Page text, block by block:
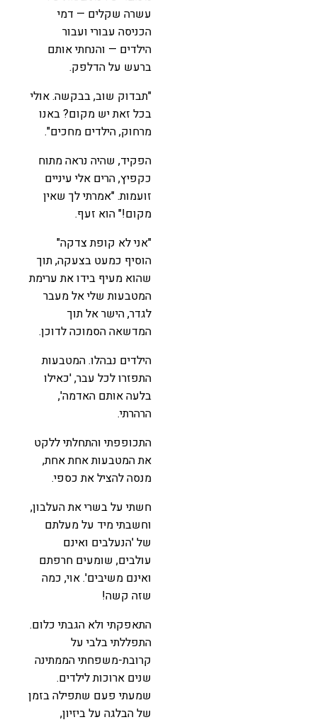
עשרה שקלים — דמי
הכניסה עבורי ועבור
הילדים — והנחתי אותם
ברעש על הדלפק.
"תבדוק שוב, בבקשה. אולי
בכל זאת יש מקום? באנו
מרחוק, הילדים מחכים".
הפקיד, שהיה נראה מתוח
כקפיץ, הרים אלי עיניים
זועמות. "אמרתי לך שאין
מקום!" הוא זעף.
"אני לא קופת צדקה"
הוסיף כמעט בצעקה, תוך
שהוא מעיף בידו את ערימת
המטבעות שלי אל מעבר
לגדר, הישר אל תוך
המדשאה הסמוכה לדוכן.
הילדים נבהלו. המטבעות
התפזרו לכל עבר, 'כאילו
בלעה אותם האדמה',
הרהרתי.
התכופפתי והתחלתי ללקט
את המטבעות אחת אחת,
מנסה להציל את כספי.
חשתי על בשרי את העלבון,
וחשבתי מיד על מעלתם
של 'הנעלבים ואינם
עולבים, שומעים חרפתם
ואינם משיבים'. אוי, כמה
שזה קשה!
התאפקתי ולא הגבתי כלום.
התפללתי בלבי על
קרובת-משפחתי הממתינה
שנים ארוכות לילדים.
שמעתי פעם שתפילה בזמן
של הבלגה על ביזיון,